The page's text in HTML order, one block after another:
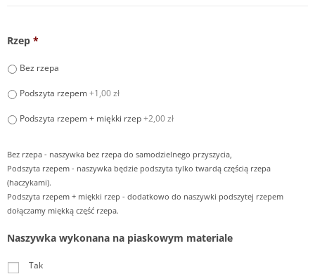
Rzep *
Bez rzepa
Podszyta rzepem+1,00 zł
Podszyta rzepem + miękki rzep+2,00 zł
Bez rzepa - naszywka bez rzepa do samodzielnego przyszycia,
Podszyta rzepem - naszywka będzie podszyta tylko twardą częścią rzepa
(haczykami).
Podszyta rzepem + miękki rzep - dodatkowo do naszywki podszytej rzepem
dołączamy miękką część rzepa.
Naszywka wykonana na piaskowym materiale
Tak